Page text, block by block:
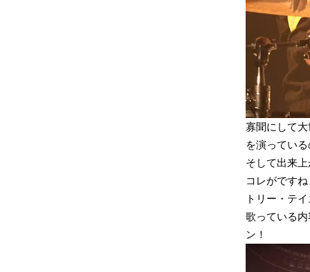
寡聞にして
を演ってい
そして出来
コレがです
トリー・テ
歌っている
ン！